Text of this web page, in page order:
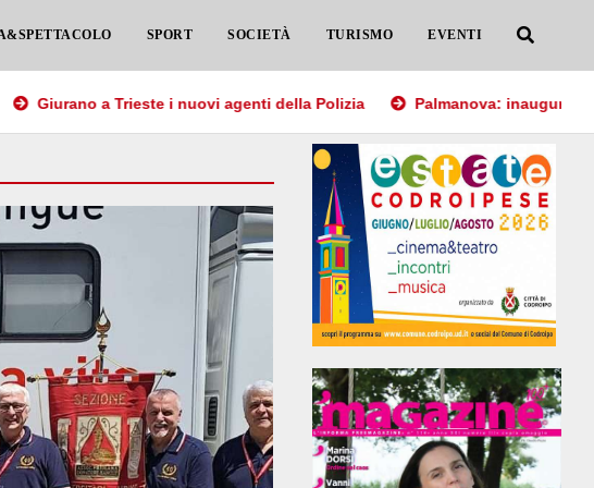
SPORT SOCIETÀ TURISMO EVENTI
a Trieste i nuovi agenti della Polizia Palmanova: inaugurata la Casa